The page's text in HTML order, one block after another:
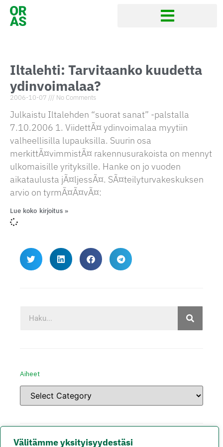
Välitämme yksityisyydestäsi
Iltalehti: Tarvitaanko kuudetta
ydinvoimalaa?
2006-10-07 No Comments
Julkaistu Iltalehden “suorat sanat” -palstalla
7.10.2006 1. ViidettÃ¤ ydinvoimalaa myytiin
valheellisilla lupauksilla. Suurin osa
merkittÃ¤vimmistÃ¤ rakennusurakoista on mennyt
ulkomaisille yrityksille. Hanke on jo vuoden
aikataulusta jÃ¤ljessÃ¤. SÃ¤teilyturvakeskuksen
arvio on tyrmÃ¤Ã¤vÃ¤:
Lue koko kirjoitus »
Aiheet